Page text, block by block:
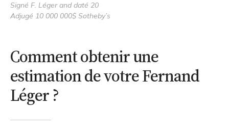
Signé F. Léger and daté 20
Adjugé 10 000 000$ Sotheby’s
Comment obtenir une
estimation de votre Fernand
Léger ?